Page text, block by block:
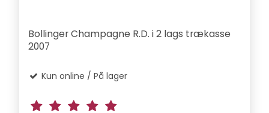
Bollinger Champagne R.D. i 2 lags trækasse
2007
Kun online / På lager